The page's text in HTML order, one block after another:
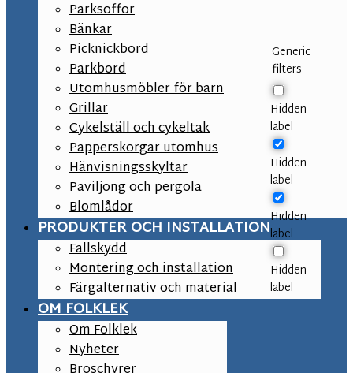
Generic
filters
Hidden
label
Hidden
label
Hidden
label
Hidden
label
Parksoffor
Bänkar
Picknickbord
Parkbord
Utomhusmöbler för barn
Grillar
Cykelställ och cykeltak
Papperskorgar utomhus
Hänvisningsskyltar
Paviljong och pergola
Blomlådor
PRODUKTER OCH INSTALLATION
Fallskydd
Montering och installation
Färgalternativ och material
OM FOLKLEK
Om Folklek
Nyheter